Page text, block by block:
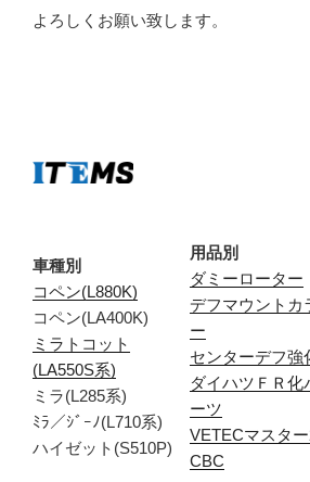
よろしくお願い致します。
車種別
コペン(L880K)
コペン(LA400K)
ミラトコット
(LA550S系)
ミラ(L285系)
ﾐﾗ／ｼﾞｰﾉ(L710系)
ハイゼット(S510P)
用品別
ダミーローター
デフマウントカ
ー
センターデフ強
ダイハツＦＲ化
ーツ
VETECマスタ
CBC